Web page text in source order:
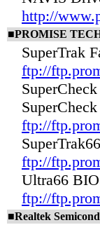
http://
■PROMISE
SuperTrak
ftp://
ftp://
ftp://
Ultra66
ftp://
■Realtek